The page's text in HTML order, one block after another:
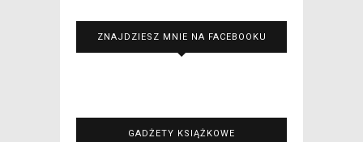
ZNAJDZIESZ MNIE NA FACEBOOKU
GADŻETY KSIĄŻKOWE